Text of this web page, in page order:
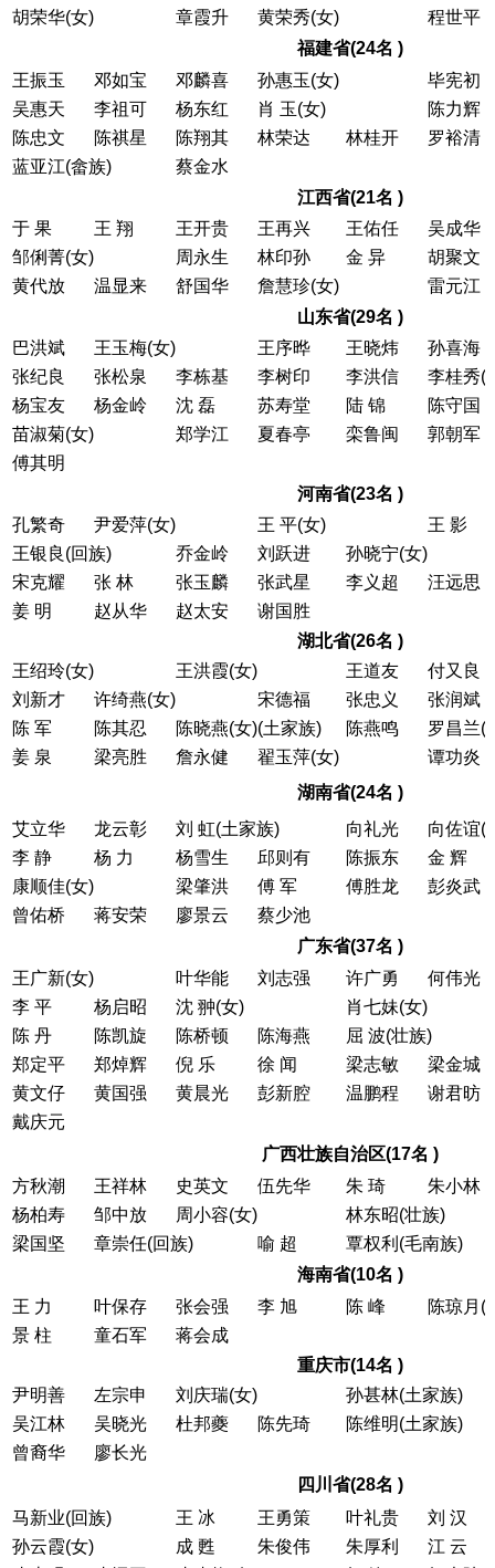
胡荣华(女)
章霞升 黄荣秀(女)
程世平
福建省(24名 )
王振玉
邓如宝 邓麟喜 孙惠玉(女)
毕宪初
吴惠天
李祖可 杨东红 肖 玉(女)
陈力辉
陈忠文
陈祺星 陈翔其 林荣达 林桂开
罗裕清
蓝亚江(畲族)
蔡金水
江西省(21名 )
于 果
王 翔 王开贵 王再兴 王佑任
吴成华
邹俐菁(女)
周永生 林印孙 金 异
胡聚文
黄代放
温显来 舒国华 詹慧珍(女)
雷元江
山东省(29名 )
巴洪斌
王玉梅(女) 王序晔 王晓炜
孙喜海
张纪良
张松泉 李栋基 李树印 李洪信
李桂秀(
杨宝友
杨金岭 沈 磊 苏寿堂 陆 锦
陈守国
苗淑菊(女)
郑学江 夏春亭 栾鲁闽
郭朝军
傅其明
河南省(23名 )
孔繁奇
尹爱萍(女) 王 平(女)
王 影
王银良(回族)
乔金岭 刘跃进
孙晓宁(女)
宋克耀
张 林 张玉麟 张武星 李义超
汪远思
姜 明
赵从华 赵太安
谢国胜
湖北省(26名 )
王绍玲(女)
王洪霞(女) 王道友
付又良
刘新才
许绮燕(女) 宋德福 张忠义
张润斌
陈 军
陈其忍 陈晓燕(女)(土家族) 陈燕鸣
罗昌兰(
姜 泉
梁亮胜 詹永健 翟玉萍(女)
谭功炎
湖南省(24名 )
艾立华
龙云彰 刘 虹(土家族) 向礼光
向佐谊(
李 静
杨 力 杨雪生 邱则有 陈振东
金 辉
康顺佳(女)
梁肇洪 傅 军 傅胜龙
彭炎武
曾佑桥
蒋安荣 廖景云
蔡少池
广东省(37名 )
王广新(女)
叶华能 刘志强 许广勇
何伟光
李 平
杨启昭 沈 翀(女)
肖七妹(女)
陈 丹
陈凯旋 陈桥顿 陈海燕
屈 波(壮族)
郑定平
郑焯辉 倪 乐 徐 闻 梁志敏
梁金城
黄文仔
黄国强 黄晨光 彭新腔 温鹏程
谢君昉
戴庆元
广西壮族自治区(17名 )
方秋潮
王祥林 史英文 伍先华 朱 琦
朱小林
杨柏寿
邹中放 周小容(女)
林东昭(壮族)
梁国坚
章崇任(回族) 喻 超
覃权利(毛南族)
海南省(10名 )
王 力
叶保存 张会强 李 旭 陈 峰
陈琼月(
景 柱
童石军
蒋会成
重庆市(14名 )
尹明善
左宗申 刘庆瑞(女)
孙甚林(土家族)
吴江林
吴晓光 杜邦夔 陈先琦
陈维明(土家族)
曾裔华
廖长光
四川省(28名 )
马新业(回族)
王 冰 王勇策 叶礼贵
刘 汉
孙云霞(女)
成 甦 朱俊伟 朱厚利
江 云